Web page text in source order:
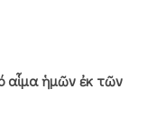
αἷμα ἡμῶν ἐκ τῶν